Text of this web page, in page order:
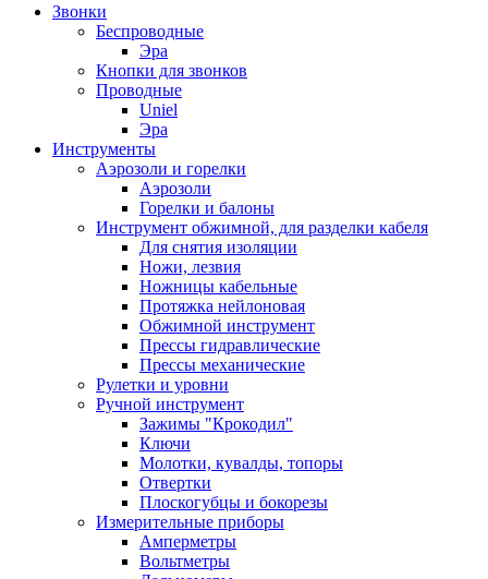
Звонки
Беспроводные
Эра
Кнопки для звонков
Проводные
Uniel
Эра
Инструменты
Аэрозоли и горелки
Аэрозоли
Горелки и балоны
Инструмент обжимной, для разделки кабеля
Для снятия изоляции
Ножи, лезвия
Ножницы кабельные
Протяжка нейлоновая
Обжимной инструмент
Прессы гидравлические
Прессы механические
Рулетки и уровни
Ручной инструмент
Зажимы "Крокодил"
Ключи
Молотки, кувалды, топоры
Отвертки
Плоскогубцы и бокорезы
Измерительные приборы
Амперметры
Вольтметры